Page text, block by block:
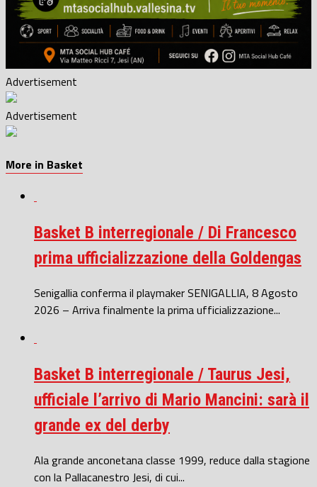
Advertisement
Advertisement
More in Basket
Basket B interregionale / Di Francesco
prima ufficializzazione della Goldengas
Senigallia conferma il playmaker SENIGALLIA, 8 Agosto
2026 – Arriva finalmente la prima ufficializzazione...
Basket B interregionale / Taurus Jesi,
ufficiale l’arrivo di Mario Mancini: sarà il
grande ex del derby
Ala grande anconetana classe 1999, reduce dalla stagione
con la Pallacanestro Jesi, di cui...